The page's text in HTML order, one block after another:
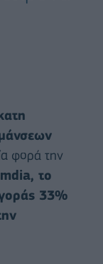
φορά την
το
33%